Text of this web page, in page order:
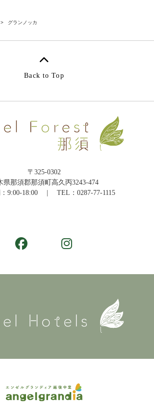
グランノッカ
Back to Top
〒325-0302
県那須郡那須町高久丙3243-474
：9:00-18:00 | TEL： 0287-77-1115